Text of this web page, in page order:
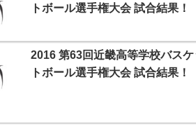
トボール選手権大会 試合結果！
2016 第63回近畿高等学校バスケ
トボール選手権大会 試合結果！